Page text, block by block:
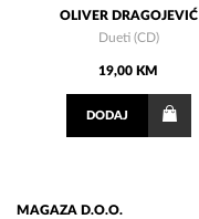
OLIVER DRAGOJEVIĆ
Dueti (CD)
19,00 KM
DODAJ
MAGAZA D.O.O.